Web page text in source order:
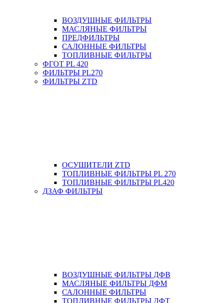
ВОЗДУШНЫЕ ФИЛЬТРЫ
МАСЛЯНЫЕ ФИЛЬТРЫ
ПРЕДФИЛЬТРЫ
САЛОННЫЕ ФИЛЬТРЫ
ТОПЛИВНЫЕ ФИЛЬТРЫ
ФГОТ PL 420
ФИЛЬТРЫ PL270
ФИЛЬТРЫ ZTD
ОСУШИТЕЛИ ZTD
ТОПЛИВНЫЕ ФИЛЬТРЫ PL 270
ТОПЛИВНЫЕ ФИЛЬТРЫ PL420
ДЗАФ ФИЛЬТРЫ
ВОЗДУШНЫЕ ФИЛЬТРЫ ДФВ
МАСЛЯНЫЕ ФИЛЬТРЫ ДФМ
САЛОННЫЕ ФИЛЬТРЫ
ТОПЛИВНЫЕ ФИЛЬТРЫ ДФТ